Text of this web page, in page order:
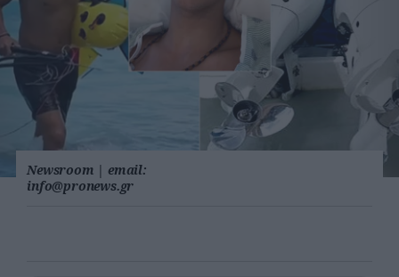
Newsroom | email:
info@pronews.gr